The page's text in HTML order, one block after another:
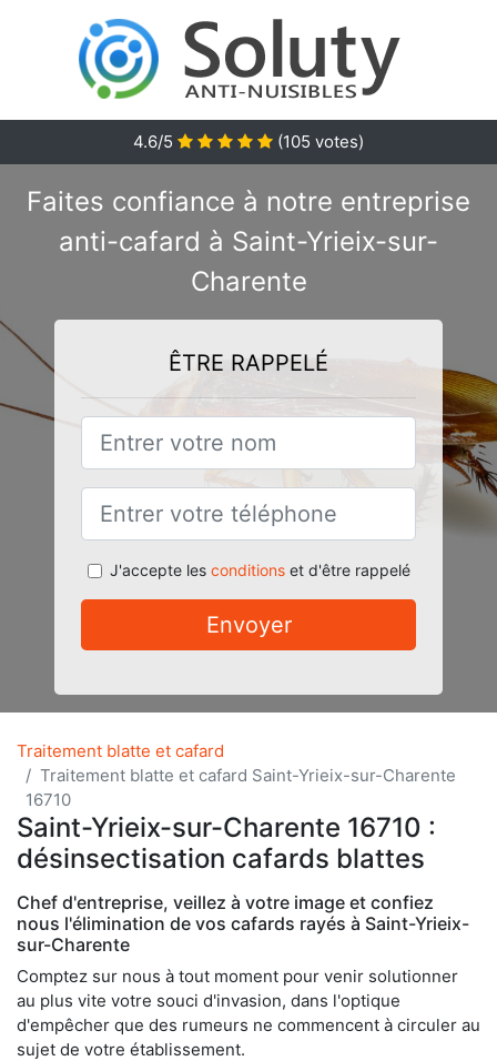
4.6/5 (105 votes)
Faites confiance à notre entreprise
anti-cafard à Saint-Yrieix-sur-
Charente
ÊTRE RAPPELÉ
J'accepte les conditionset d'être rappelé
Envoyer
Traitement blatte et cafard
Traitement blatte et cafard Saint-Yrieix-sur-Charente
16710
Saint-Yrieix-sur-Charente 16710 :
désinsectisation cafards blattes
Chef d'entreprise, veillez à votre image et confiez
nous l'élimination de vos cafards rayés à Saint-Yrieix-
sur-Charente
Comptez sur nous à tout moment pour venir solutionner
au plus vite votre souci d'invasion, dans l'optique
d'empêcher que des rumeurs ne commencent à circuler au
sujet de votre établissement.